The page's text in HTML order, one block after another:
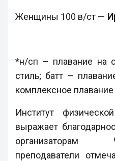
Женщины 100 в/ст —
*н/сп – плавание на
стиль; батт –
комплексное плавание
Институт
выражает
преподаватели